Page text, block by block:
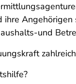
und